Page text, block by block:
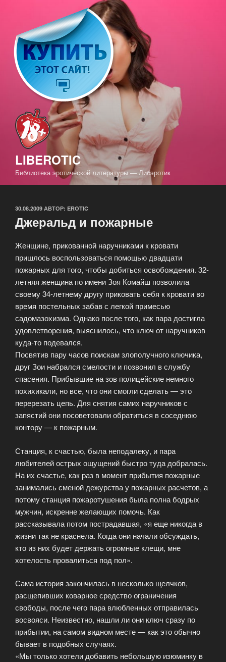
содержимому
LIBEROTIC
Библиотека эротической литературы — Либэротик
ОПУБЛИКОВАНО
30.08.2009 АВТОР: EROTIC
Джеральд и пожарные
Женщине, прикованной наручниками к кровати
пришлось воспользоваться помощью двадцати
пожарных для того, чтобы добиться освобождения. 32-
летняя женщина по имени Зоя Комайш позволила
своему 34-летнему другу приковать себя к кровати во
время постельных забав с легкой примесью
садомазохизма. Однако после того, как пара достигла
удовлетворения, выяснилось, что ключ от наручников
куда-то подевался.
Посвятив пару часов поискам злополучного ключика,
друг Зои набрался смелости и позвонил в службу
спасения. Прибывшие на зов полицейские немного
похихикали, но все, что они смогли сделать — это
перерезать цепь. Для снятия самих наручников с
запястий они посоветовали обратиться в соседнюю
контору — к пожарным.
Станция, к счастью, была неподалеку, и пара
любителей острых ощущений быстро туда добралась.
На их счастье, как раз в момент прибытия пожарные
занимались сменой дежурства у пожарных расчетов, а
потому станция пожаротушения была полна бодрых
мужчин, искренне желающих помочь. Как
рассказывала потом пострадавшая, «я еще никогда в
жизни так не краснела. Когда они начали обсуждать,
кто из них будет держать огромные клещи, мне
хотелость провалиться под пол».
Сама история закончилась в несколько щелчков,
расщепивших коварное средство ограничения
свободы, после чего пара влюбленных отправилась
восвояси. Неизвестно, нашли ли они ключ сразу по
прибытии, на самом видном месте — как это обычно
бывает в подобных случаях.
«Мы только хотели добавить небольшую изюминку в